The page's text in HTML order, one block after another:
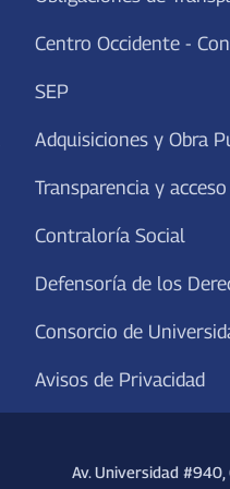
Centro Occidente -
SEP
Adquisiciones y Obra
Transparencia y
Contraloría Social
Defensoría de los
Consorcio de
Avisos de Privacidad
Av. Universidad #940,